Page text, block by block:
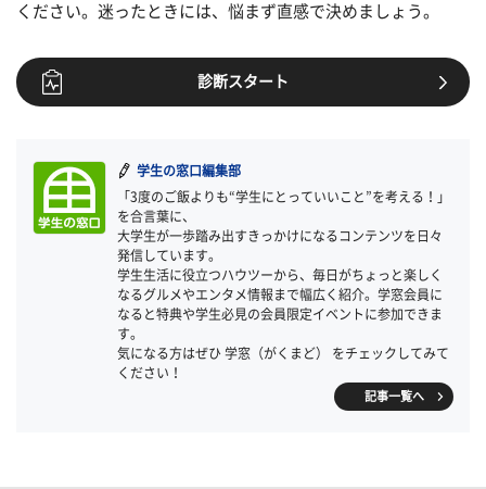
ください。迷ったときには、悩まず直感で決めましょう。
診断スタート
学生の窓口編集部
「3度のご飯よりも“学生にとっていいこと”を考える！」
を合言葉に、
大学生が一歩踏み出すきっかけになるコンテンツを日々
発信しています。
学生生活に役立つハウツーから、毎日がちょっと楽しく
なるグルメやエンタメ情報まで幅広く紹介。学窓会員に
なると特典や学生必見の会員限定イベントに参加できま
す。
気になる方はぜひ 学窓（がくまど） をチェックしてみて
ください！
記事一覧へ